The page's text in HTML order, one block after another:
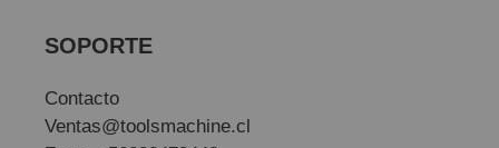
SOPORTE
Contacto
Ventas@toolsmachine.cl